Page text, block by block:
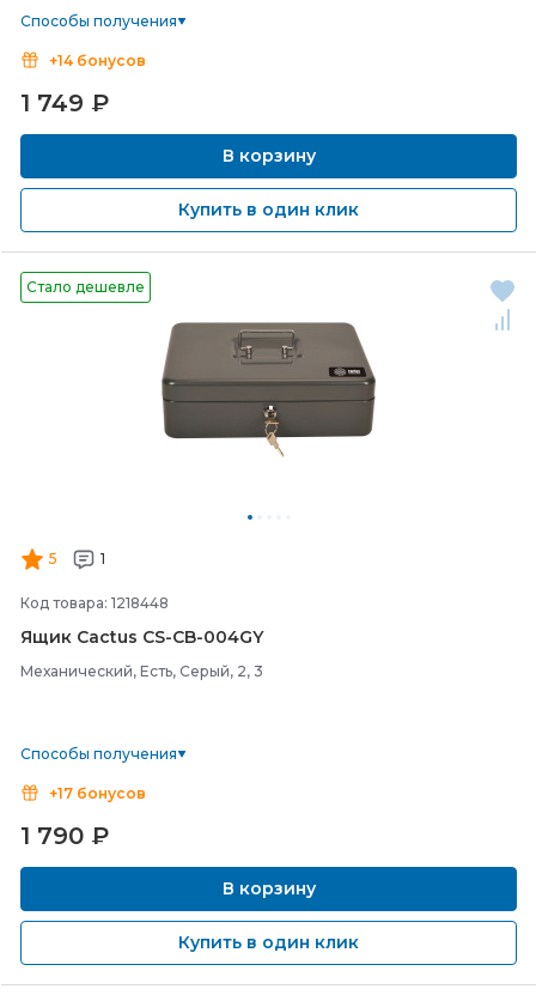
Способы получения
+14 бонусов
1 749 ₽
В корзину
Купить в один клик
Стало дешевле
5 1
Код товара: 1218448
Ящик Cactus CS-CB-004GY
Механический, Есть, Серый, 2, 3
Способы получения
+17 бонусов
1 790 ₽
В корзину
Купить в один клик